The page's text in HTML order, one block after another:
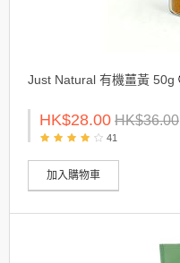
Just Natural 有機薑黃 50g
HK$28.00 HK$36.00
41
加入購物車